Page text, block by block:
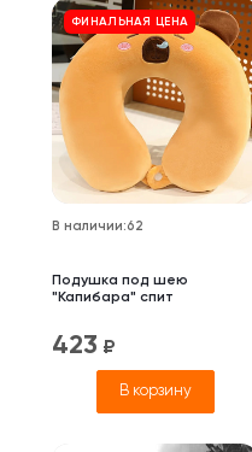
ФИНАЛЬНАЯ ЦЕНА
В наличии:62
Подушка под шею
"Капибара" спит
423 ₽
В корзину